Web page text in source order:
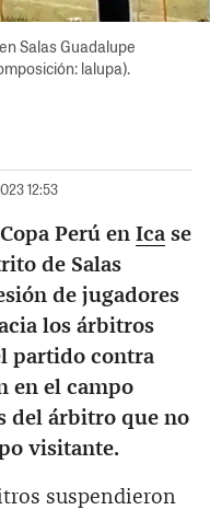
Salas Guadalupe
lalupa).
12:53
Perú en Ica se
de Salas
de jugadores
los árbitros
partido contra
en el campo
del árbitro que no
visitante.
suspendieron